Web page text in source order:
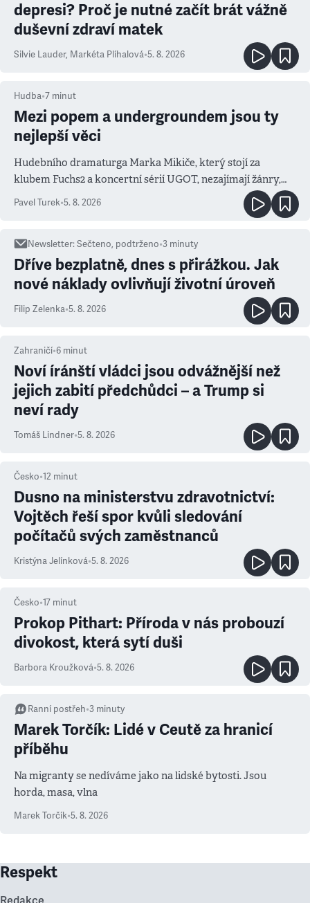
depresi? Proč je nutné začít brát vážně
duševní zdraví matek
Silvie Lauder, Markéta Plíhalová•5. 8. 2026
Hudba•7 minut
Mezi popem a undergroundem jsou ty
nejlepší věci
Hudebního dramaturga Marka Mikiče, který stojí za
klubem Fuchs2 a koncertní sérií UGOT, nezajímají žánry,
ale atmosféra
Pavel Turek•5. 8. 2026
Newsletter:Sečteno, podtrženo•3 minuty
Dříve bezplatně, dnes s přirážkou. Jak
nové náklady ovlivňují životní úroveň
Filip Zelenka•5. 8. 2026
Zahraničí•6 minut
Noví íránští vládci jsou odvážnější než
jejich zabití předchůdci – a Trump si
neví rady
Tomáš Lindner•5. 8. 2026
Česko•12 minut
Dusno na ministerstvu zdravotnictví:
Vojtěch řeší spor kvůli sledování
počítačů svých zaměstnanců
Kristýna Jelínková•5. 8. 2026
Česko•17 minut
Prokop Pithart: Příroda v nás probouzí
divokost, která sytí duši
Barbora Kroužková•5. 8. 2026
Ranní postřeh•3 minuty
Marek Torčík: Lidé v Ceutě za hranicí
příběhu
Na migranty se nedíváme jako na lidské bytosti. Jsou
horda, masa, vlna
Marek Torčík•5. 8. 2026
Respekt